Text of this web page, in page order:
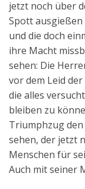
jetzt noch über
Spott ausgießen
und die doch
ihre Macht
sehen: Die
vor dem Leid
die alles
bleiben zu
Triumphzug
sehen, der jetzt
Menschen für
Auch mit seiner